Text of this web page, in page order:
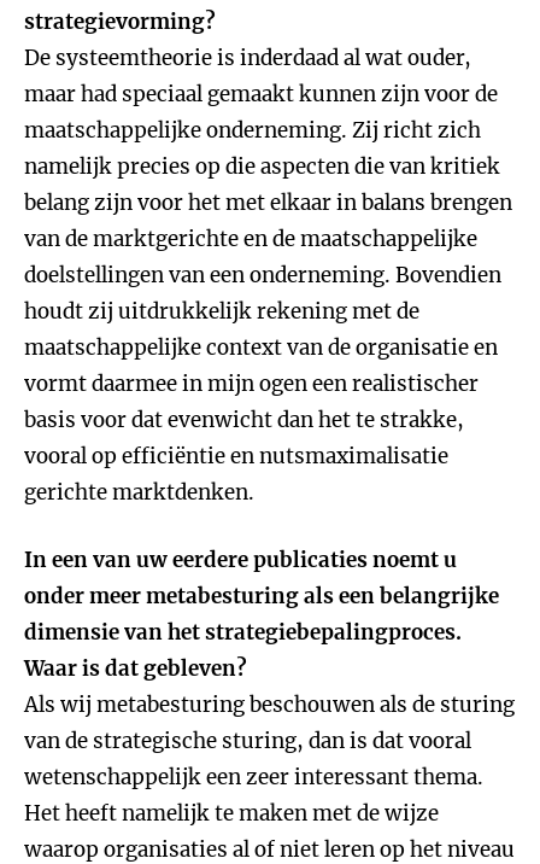
strategievorming?
De systeemtheorie is inderdaad al wat ouder,
maar had speciaal gemaakt kunnen zijn voor de
maatschappelijke onderneming. Zij richt zich
namelijk precies op die aspecten die van kritiek
belang zijn voor het met elkaar in balans brengen
van de marktgerichte en de maatschappelijke
doelstellingen van een onderneming. Bovendien
houdt zij uitdrukkelijk rekening met de
maatschappelijke context van de organisatie en
vormt daarmee in mijn ogen een realistischer
basis voor dat evenwicht dan het te strakke,
vooral op efficiëntie en nutsmaximalisatie
gerichte marktdenken.
In een van uw eerdere publicaties noemt u
onder meer metabesturing als een belangrijke
dimensie van het strategiebepalingproces.
Waar is dat gebleven?
Als wij metabesturing beschouwen als de sturing
van de strategische sturing, dan is dat vooral
wetenschappelijk een zeer interessant thema.
Het heeft namelijk te maken met de wijze
waarop organisaties al of niet leren op het niveau